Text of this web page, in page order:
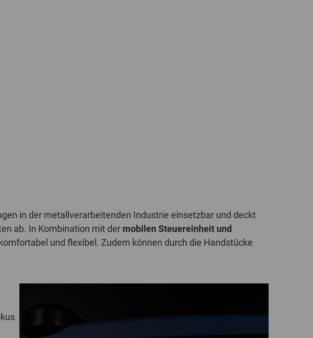
AFRICA
GLOBAL
INTERNATIONAL
in der metallverarbeitenden Industrie einsetzbar und deckt
ab. In Kombination mit der mobilen Steuereinheit und
und flexibel. Zudem können durch die Handstücke